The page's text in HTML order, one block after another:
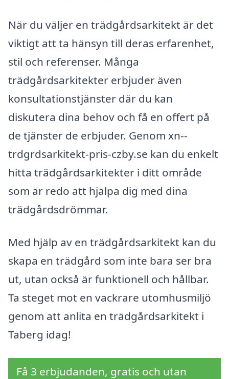
När du väljer en trädgårdsarkitekt är det
viktigt att ta hänsyn till deras erfarenhet,
stil och referenser. Många
trädgårdsarkitekter erbjuder även
konsultationstjänster där du kan
diskutera dina behov och få en offert på
de tjänster de erbjuder. Genom xn--
trdgrdsarkitekt-pris-czby.se kan du enkelt
hitta trädgårdsarkitekter i ditt område
som är redo att hjälpa dig med dina
trädgårdsdrömmar.
Med hjälp av en trädgårdsarkitekt kan du
skapa en trädgård som inte bara ser bra
ut, utan också är funktionell och hållbar.
Ta steget mot en vackrare utomhusmiljö
genom att anlita en trädgårdsarkitekt i
Taberg idag!
Få 3 erbjudanden, gratis och utan